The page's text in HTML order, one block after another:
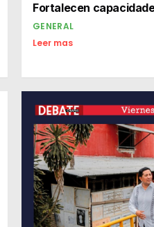
Fortalecen
GENERAL
Leer mas